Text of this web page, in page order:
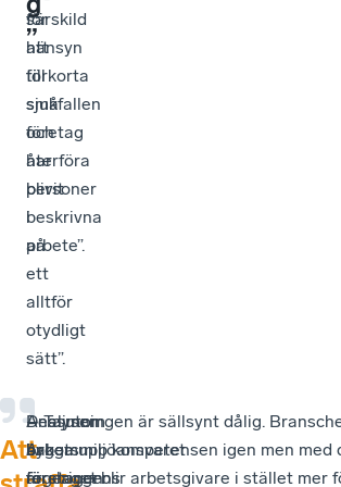
särskild
hänsyn
till
små
företag
har
blivit
beskrivna
på
ett
alltför
otydligt
sätt”.
”
för
att
förkorta
sjukfallen
och
återföra
personer
i
arbete”.
Att
Analysen
bakom
regeringens
–
Arbetsmiljöansvaret
är
Dessutom
är
företagen
– Tajmningen är sällsynt dålig.
bygga upp kompetensen igen men med
förslaget blir arbetsgivare i stället mer